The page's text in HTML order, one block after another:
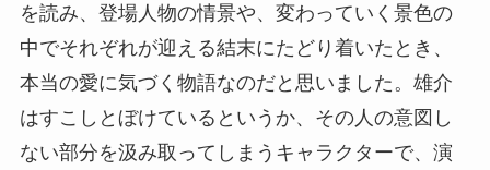
を読み、登場人物の情景や、変わっていく景色の
中でそれぞれが迎える結末にたどり着いたとき、
本当の愛に気づく物語なのだと思いました。雄介
はすこしとぼけているというか、その人の意図し
ない部分を汲み取ってしまうキャラクターで、演